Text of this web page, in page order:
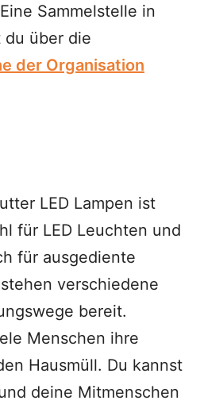
Sammelstelle in
du über die
der Organisation
LED Lampen ist
für LED Leuchten und
für ausgediente
verschiedene
bereit.
Menschen ihre
Hausmüll. Du kannst
deine Mitmenschen